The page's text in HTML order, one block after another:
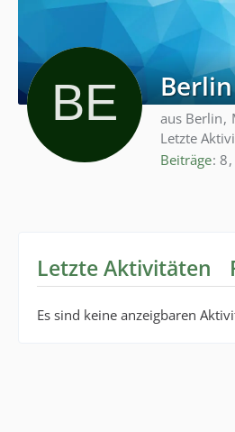
Berlin
aus Berlin
Letzte
Beiträge 8
Letzte Aktivitäten
Es sind keine anzeigbaren